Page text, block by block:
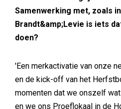
Samenwerking met, zoals
Brandt&amp;Levie is iets
doen?
'Een merkactivatie van onze
en de kick-off van het
momenten dat we onszelf
en we ons Proeflokaal in de